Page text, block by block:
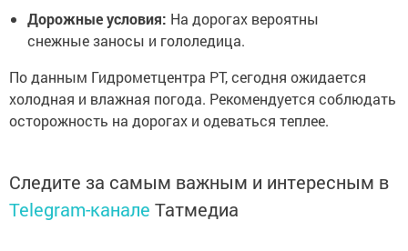
Дорожные условия: На дорогах вероятны
снежные заносы и гололедица.
По данным Гидрометцентра РТ, сегодня ожидается
холодная и влажная погода. Рекомендуется соблюдать
осторожность на дорогах и одеваться теплее.
Следите за самым важным и интересным в
Telegram-канале Татмедиа